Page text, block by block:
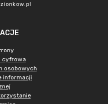
cyfrowa
osobowych
informacji